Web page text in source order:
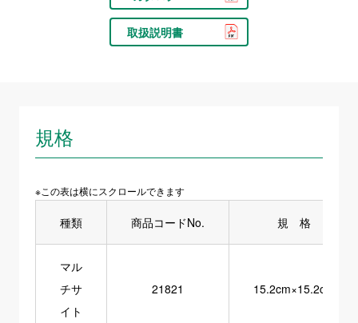
取扱説明書
規格
※この表は横にスクロールできます
種類 商品コードNo. 規 格
マル
チサ
イト
21821 15.2cm×15.2cm